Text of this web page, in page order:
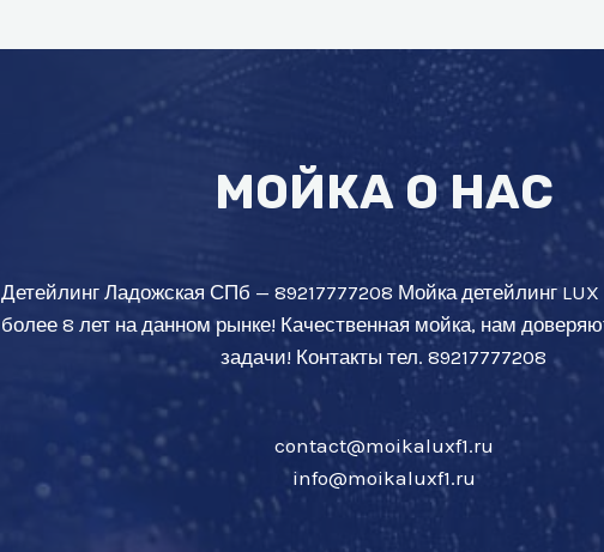
МОЙКА О НАС
Детейлинг Ладожская СПб — 89217777208 Мойка детейлинг
более 8 лет на данном рынке! Качественная мойка, нам
задачи! Контакты тел. 89217777208
contact@moikaluxf1.ru
info@moikaluxf1.ru